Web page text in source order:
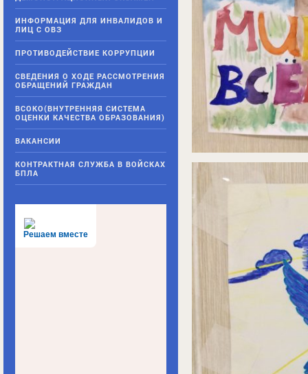
ИНФОРМАЦИЯ ДЛЯ ИНВАЛИДОВ И
ЛИЦ С ОВЗ
ПРОТИВОДЕЙСТВИЕ КОРРУПЦИИ
СВЕДЕНИЯ О ХОДЕ РАССМОТРЕНИЯ
ОБРАЩЕНИЙ ГРАЖДАН
ВСОКО(ВНУТРЕННЯЯ СИСТЕМА
ОЦЕНКИ КАЧЕСТВА ОБРАЗОВАНИЯ)
ВАКАНСИИ
КОНТРАКТНАЯ СЛУЖБА В ВОЙСКАХ
БПЛА
Решаем вместе